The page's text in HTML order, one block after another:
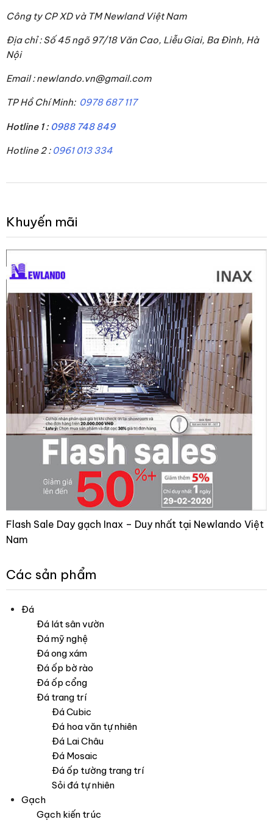
Công ty CP XD và TM Newland Việt Nam
Địa chỉ : Số 45 ngõ 97/18 Văn Cao, Liễu Giai, Ba Đình, Hà
Nội
Email : newlando.vn@gmail.com
TP Hồ Chí Minh: 0978 687 117
Hotline 1 : 0988 748 849
Hotline 2 : 0961 013 334
Khuyến mãi
Flash Sale Day gạch Inax – Duy nhất tại Newlando Việt
Nam
Các sản phẩm
Đá
Đá lát sân vườn
Đá mỹ nghệ
Đá ong xám
Đá ốp bờ rào
Đá ốp cổng
Đá trang trí
Đá Cubic
Đá hoa văn tự nhiên
Đá Lai Châu
Đá Mosaic
Đá ốp tường trang trí
Sỏi đá tự nhiên
Gạch
Gạch kiến trúc